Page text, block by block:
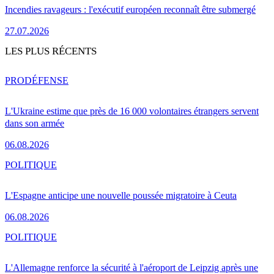
Incendies ravageurs : l'exécutif européen reconnaît être submergé
27.07.2026
LES PLUS RÉCENTS
L'Ukraine estime que près de 16 000 volontaires étrangers servent
dans son armée
06.08.2026
PRODÉFENSE
L'Espagne anticipe une nouvelle poussée migratoire à Ceuta
06.08.2026
POLITIQUE
L'Allemagne renforce la sécurité à l'aéroport de Leipzig après une
POLITIQUE